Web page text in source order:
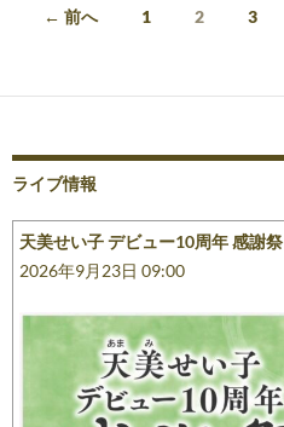
ナ
ゲ
ー
シ
ョ
ン
← 前へ 1 2 3
ライブ情報
天美せい子 デビュー10周年 感謝祭
2026年9月23日 09:00